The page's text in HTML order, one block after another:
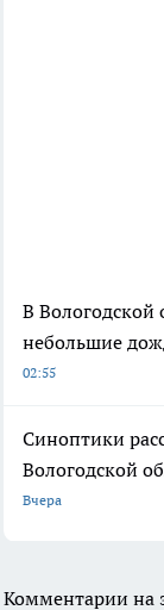
В Вологодской
небольшие
02:55
Синоптики
Вологодской
Вчера
Комментарии на